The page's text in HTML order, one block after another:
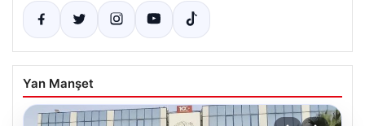
Yan Manşet